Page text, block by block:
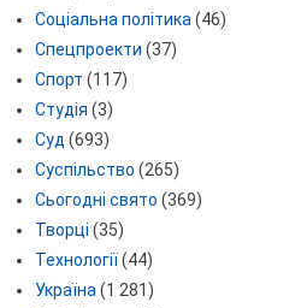
Соціальна політика (46)
Спецпроекти (37)
Спорт (117)
Студія (3)
Суд (693)
Суспільство (265)
Сьогодні свято (369)
Творці (35)
Технології(44)
Україна (1 281)